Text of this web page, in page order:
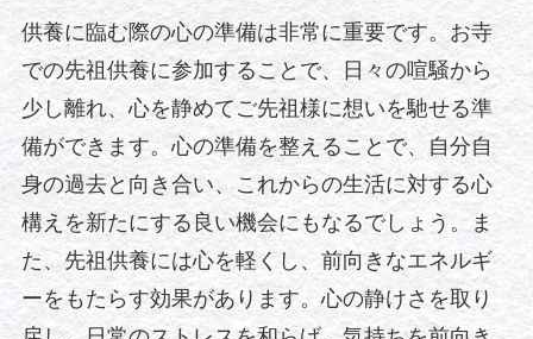
供養に臨む際の心の準備は非常に重要です。お寺
での先祖供養に参加することで、日々の喧騒から
少し離れ、心を静めてご先祖様に想いを馳せる準
備ができます。心の準備を整えることで、自分自
身の過去と向き合い、これからの生活に対する心
構えを新たにする良い機会にもなるでしょう。ま
た、先祖供養には心を軽くし、前向きなエネルギ
ーをもたらす効果があります。心の静けさを取り